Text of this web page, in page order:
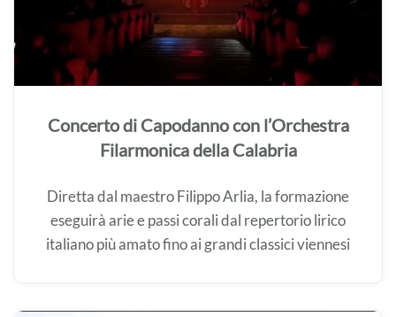
Concerto di Capodanno con l’Orchestra
Filarmonica della Calabria
Diretta dal maestro Filippo Arlia, la formazione
eseguirà arie e passi corali dal repertorio lirico
italiano più amato fino ai grandi classici viennesi